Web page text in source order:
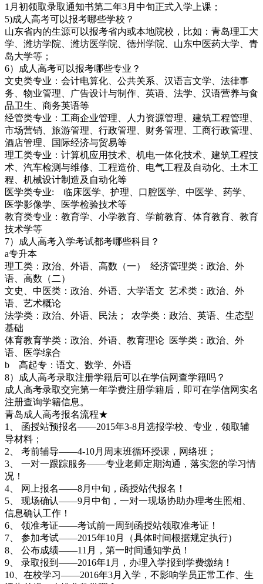
1月初领取录取通知书第二年3月中旬正式入学上课；
5)成人高考可以报考哪些学校？
山东省内的生源可以报考省内或本地院校，比如：青岛理工大
学、潍坊学院、潍坊医学院、德州学院、山东中医药大学、青
岛大学等；
6）成人高考可以报考哪些专业？
文史类专业：会计电算化、公共关系、汉语言文学、法律事
务、物业管理、广告设计与制作、英语、法学、汉语营养与食
品卫生、商务英语等
经管类专业：工商企业管理、人力资源管理、建筑工程管理、
市场营销、旅游管理、行政管理、财务管理、工商行政管理、
酒店管理、国际经济与贸易等
理工类专业：计算机应用技术、机电一体化技术、建筑工程技
术、汽车检测与维修、工程造价、电气工程及自动化、土木工
程、机械设计制造及自动化等
医学类专业: 临床医学、护理、口腔医学、中医学、药学、
医学影像学、医学检验技术等
教育类专业：教育学、小学教育、学前教育、体育教育、教育
技术学等
7）成人高考入学考试都考哪些科目？
a专升本
理工类：政治、外语、高数（一） 经济管理类：政治、外
语、高数（二）
文史、中医类：政治、外语、大学语文 艺术类：政治、外
语、艺术概论
法学类：政治、外语、民法； 农学类：政治、英语、生态型
基础
体育教育学类：政治、外语、教育理论 医学类：政治、外
语、医学综合
b 高起专：语文、数学、外语
8）成人高考录取注册学籍后可以在学信网查学籍吗？
成人高考录取交完第一年学费注册学籍后，即可在学信网实名
注册查询学籍信息。
青岛成人高考报名流程★
1、 函授站预报名——2015年3-8月选报学校、专业，领取辅
导材料；
2、 考前辅导——4-10月周末班循环授课，网络班；
3、 一对一跟踪服务——专业老师定期沟通，落实您的学习情
况！
4、 网上报名——8月中旬，函授站代报名！
5、 现场确认——9月中旬，一对一现场协助办理考生照相、
信息确认工作！
6、 领准考证——考试前一周到函授站领取准考证！
7、 参加考试——2015年10月（具体时间根据规定执行）
8、 公布成绩——11月，第一时间通知学员！
9、 录取报到——2016年1月，办理入学报到学费缴纳！
10、在校学习——2016年3月入学，不影响学员正常工作、生